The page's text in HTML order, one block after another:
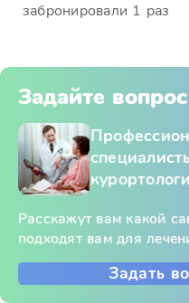
забронировали 1 раз
Задайте
курортологи
Расскажут вам какой
подходят вам для
Задать